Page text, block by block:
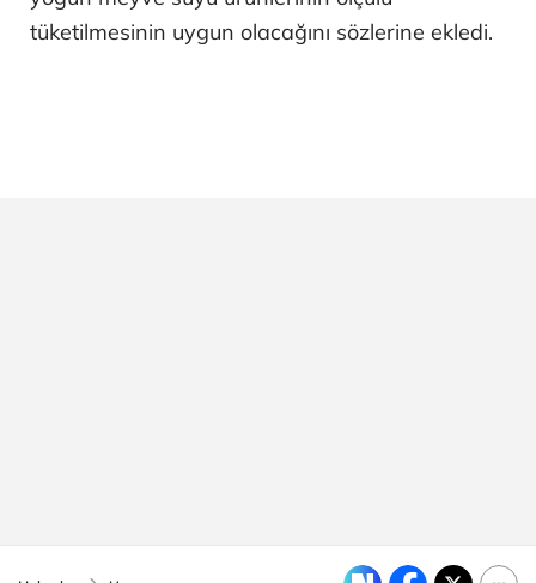
tüketilmesinin uygun olacağını sözlerine ekledi.